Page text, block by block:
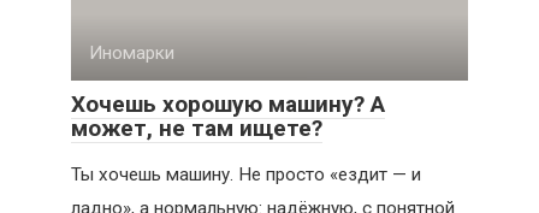
Иномарки
Хочешь хорошую машину? А
может, не там ищете?
Ты хочешь машину. Не просто «ездит — и
ладно», а нормальную: надёжную, с понятной